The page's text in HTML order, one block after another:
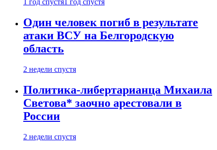
1 год спустя 1 год спустя
Один человек погиб в результате
атаки ВСУ на Белгородскую
область
2 недели спустя
Политика-либертарианца Михаила
Светова* заочно арестовали в
России
2 недели спустя